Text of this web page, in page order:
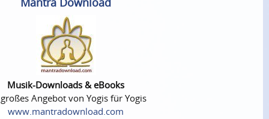
Musik-Downloads & eBooks
Angebot von Yogis für Yogis
www.mantradownload.com